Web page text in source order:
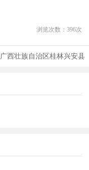
浏览次数： 396次
广西壮族自治区桂林兴安县